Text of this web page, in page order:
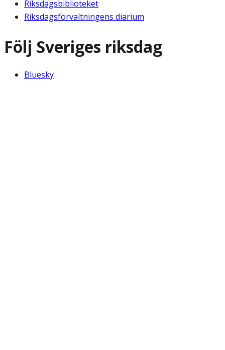
Riksdagsbiblioteket
Riksdagsförvaltningens diarium
Följ Sveriges riksdag
Bluesky